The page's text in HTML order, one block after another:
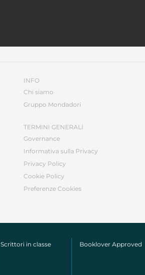
INFO
Chi siamo
Gruppo Mondadori
TERMINI GENERALI
Governance
Informativa sulla Privacy
Privacy Policy
Cookie Policy
Preferenze Cookies
Scrittori in classe Booklover Approved